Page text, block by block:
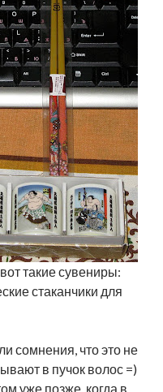
такие сувениры:
стаканчики для
сомнения, что это не
в пучок волос =)
уже позже, когда в